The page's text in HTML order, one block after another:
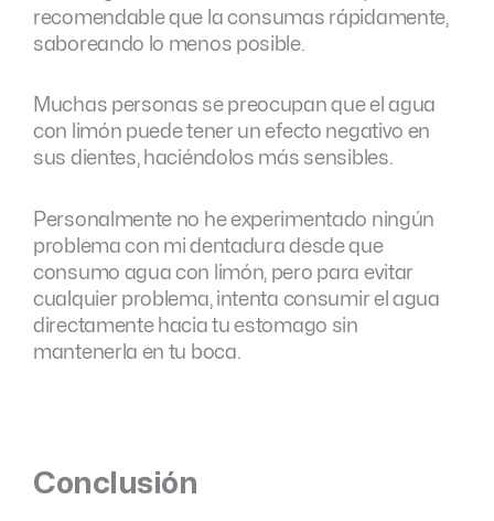
recomendable que la consumas rápidamente,
saboreando lo menos posible.
Muchas personas se preocupan que el agua
con limón puede tener un efecto negativo en
sus dientes, haciéndolos más sensibles.
Personalmente no he experimentado ningún
problema con mi dentadura desde que
consumo agua con limón, pero para evitar
cualquier problema, intenta consumir el agua
directamente hacia tu estomago sin
mantenerla en tu boca.
Conclusión